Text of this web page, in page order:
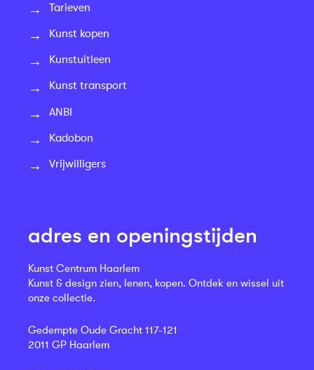
Tarieven
Kunst kopen
Kunstuitleen
Kunst transport
ANBI
Kadobon
Vrijwilligers
adres en openingstijden
Kunst Centrum Haarlem
Kunst & design zien, lenen, kopen. Ontdek en wissel uit
onze collectie.
Gedempte Oude Gracht 117-121
2011 GP Haarlem